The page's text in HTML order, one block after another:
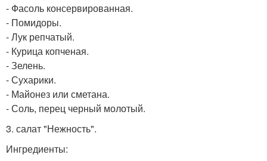
- Фасоль консервированная.
- Помидоры.
- Лук репчатый.
- Курица копченая.
- Зелень.
- Сухарики.
- Майонез или сметана.
- Соль, перец черный молотый.
3. салат "Нежность".
Ингредиенты: